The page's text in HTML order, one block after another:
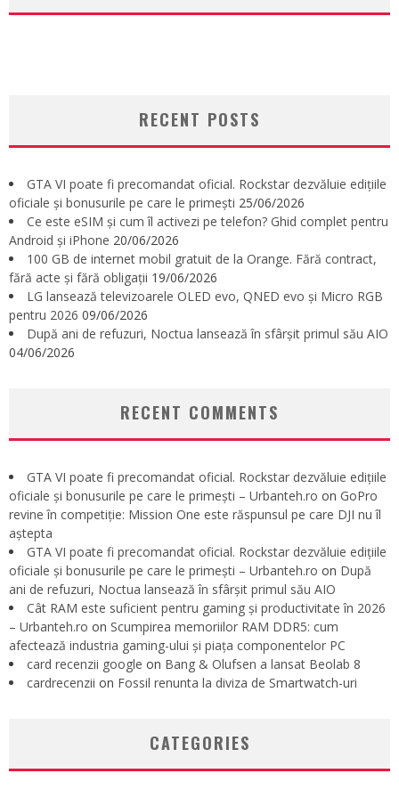
RECENT POSTS
GTA VI poate fi precomandat oficial. Rockstar dezvăluie edițiile
oficiale și bonusurile pe care le primești 25/06/2026
Ce este eSIM și cum îl activezi pe telefon? Ghid complet pentru
Android și iPhone 20/06/2026
100 GB de internet mobil gratuit de la Orange. Fără contract,
fără acte și fără obligații 19/06/2026
LG lansează televizoarele OLED evo, QNED evo și Micro RGB
pentru 2026 09/06/2026
După ani de refuzuri, Noctua lansează în sfârșit primul său AIO
04/06/2026
RECENT COMMENTS
GTA VI poate fi precomandat oficial. Rockstar dezvăluie edițiile
oficiale și bonusurile pe care le primești – Urbanteh.ro on GoPro
revine în competiție: Mission One este răspunsul pe care DJI nu îl
aștepta
GTA VI poate fi precomandat oficial. Rockstar dezvăluie edițiile
oficiale și bonusurile pe care le primești – Urbanteh.ro on După
ani de refuzuri, Noctua lansează în sfârșit primul său AIO
Cât RAM este suficient pentru gaming și productivitate în 2026
– Urbanteh.ro on Scumpirea memoriilor RAM DDR5: cum
afectează industria gaming-ului și piața componentelor PC
card recenzii google on Bang & Olufsen a lansat Beolab 8
cardrecenzii on Fossil renunta la diviza de Smartwatch-uri
CATEGORIES